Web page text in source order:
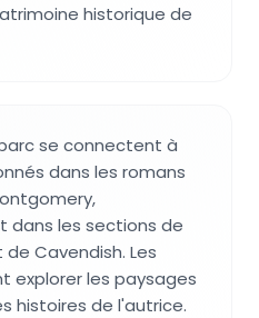
historique de
se connectent à
dans les romans
dans les sections de
Cavendish. Les
explorer les paysages
histoires de l'autrice.